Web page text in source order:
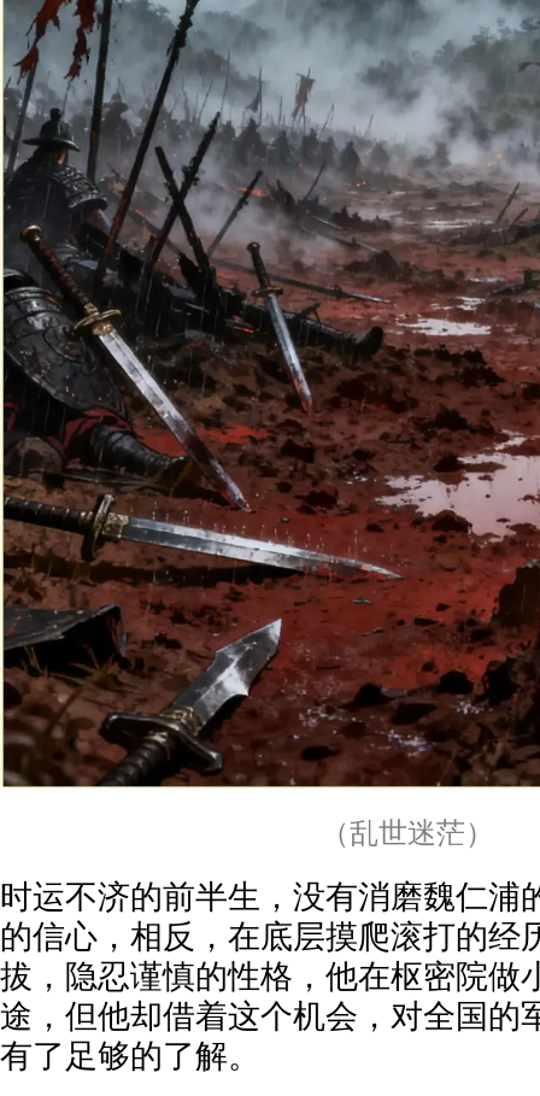
（乱世迷茫）
时运不济的前半生，没有消磨魏仁浦
的信心，相反，在底层摸爬滚打的经
拔，隐忍谨慎的性格，他在枢密院做
途，但他却借着这个机会，对全国的
有了足够的了解。